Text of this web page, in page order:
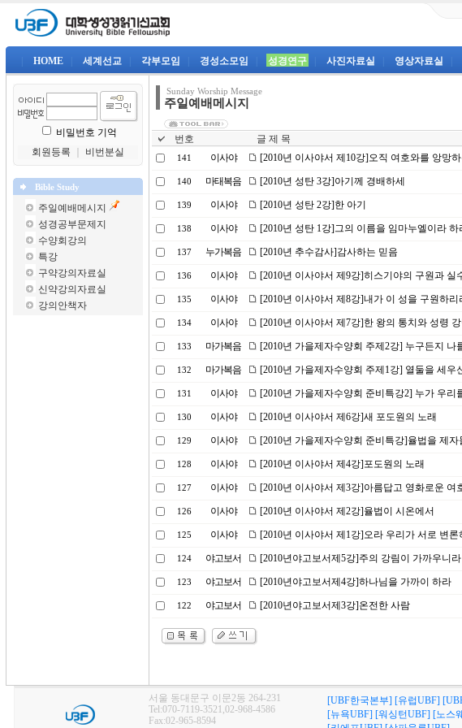
HOME 세계선교 각부모임 경성소모임 성경연구 사진자료실 영상자료실
비밀번호 기억
회원등록
비번분실
Bible Study
주일예배메시지
성경공부문제지
수양회강의
특강
구약강의자료실
신약강의자료실
강의안책자
Sunday Worship Message
주일예배메시지
번호 글 제 목
141 이사야 [2010년 이사야서 제10강]오직 여호와를 앙망
140 마태복음 [2010년 성탄 3강]아기께 경배하세
139 이사야 [2010년 성탄 2강]한 아기
138 이사야 [2010년 성탄 1강]그의 이름을 임마누엘이라 하
137 누가복음 [2010년 추수감사]감사하는 믿음
136 이사야 [2010년 이사야서 제9강]히스기야의 구원과 실
135 이사야 [2010년 이사야서 제8강]내가 이 성을 구원하리
134 이사야 [2010년 이사야서 제7강]한 왕의 통치와 성령 강
133 마가복음 [2010년 가을제자수양회 주제2강] 누구든지 나
132 마가복음 [2010년 가을제자수양회 주제1강] 열둘을 세우
131 이사야 [2010년 가을제자수양회 준비특강2] 누가 우리
130 이사야 [2010년 이사야서 제6강]새 포도원의 노래
129 이사야 [2010년 가을제자수양회 준비특강]율법을 제
128 이사야 [2010년 이사야서 제4강]포도원의 노래
127 이사야 [2010년 이사야서 제3강]아름답고 영화로운 여
126 이사야 [2010년 이사야서 제2강]율법이 시온에서
125 이사야 [2010년 이사야서 제1강]오라 우리가 서로 변론
124 야고보서 [2010년야고보서제5강]주의 강림이 가까우니라
123 야고보서 [2010년야고보서제4강]하나님을 가까이 하라
122 야고보서 [2010년야고보서제3강]온전한 사람
서울 동대문구 이문2동 264-231
Tel:070-7119-3521,02-968-4586
Fax:02-965-8594
[UBF한국본부] [유럽UBF]
[뉴욕UBF] [워싱턴UBF] [노스